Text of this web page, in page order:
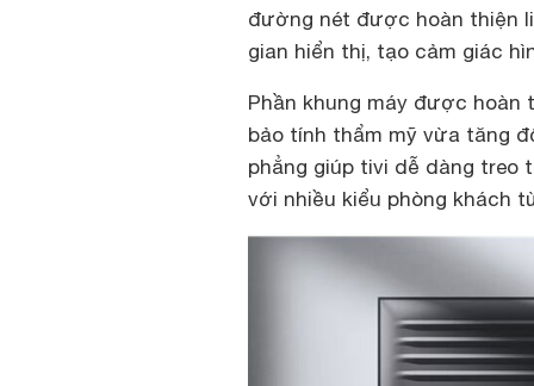
đường nét được hoàn thiện
gian hiển thị, tạo cảm giác
Phần khung máy được hoàn
bảo tính thẩm mỹ vừa tăng
phẳng giúp tivi dễ dàng treo
với nhiều kiểu phòng khách